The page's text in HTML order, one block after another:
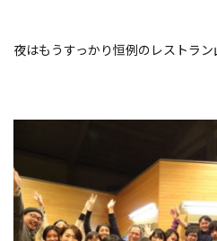
夜はもうすっかり恒例のレストラン